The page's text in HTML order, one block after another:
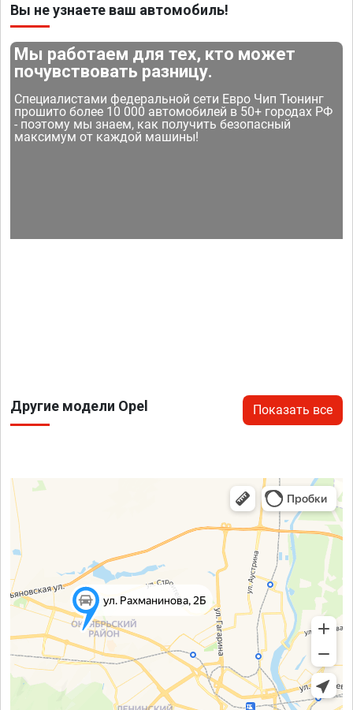
Вы не узнаете ваш автомобиль!
Мы работаем для тех, кто может
почувствовать разницу.
Специалистами федеральной сети Евро Чип Тюнинг
прошито более 10 000 автомобилей в 50+ городах РФ
- поэтому мы знаем, как получить безопасный
максимум от каждой машины!
Другие модели Opel Показать все